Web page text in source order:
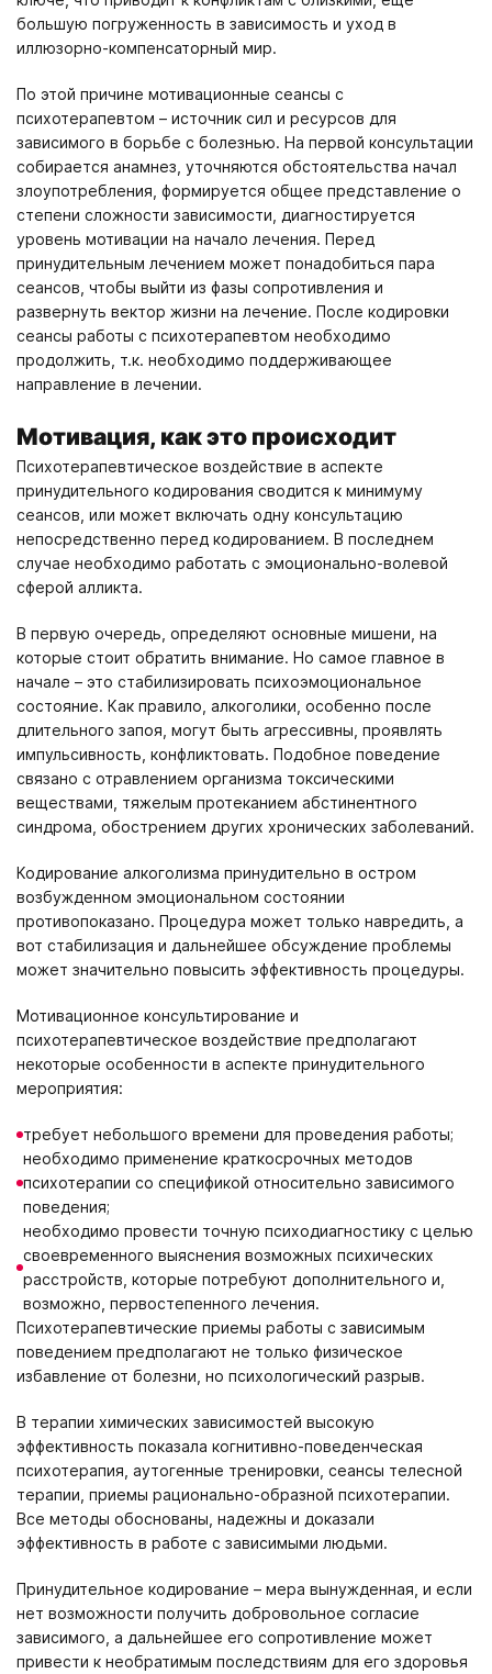
большую погруженность в зависимость и уход в
иллюзорно-компенсаторный мир.
По этой причине мотивационные сеансы с
психотерапевтом – источник сил и ресурсов для
зависимого в борьбе с болезнью. На первой консультации
собирается анамнез, уточняются обстоятельства начал
злоупотребления, формируется общее представление о
степени сложности зависимости, диагностируется
уровень мотивации на начало лечения. Перед
принудительным лечением может понадобиться пара
сеансов, чтобы выйти из фазы сопротивления и
развернуть вектор жизни на лечение. После кодировки
сеансы работы с психотерапевтом необходимо
продолжить, т.к. необходимо поддерживающее
направление в лечении.
Мотивация, как это происходит
Психотерапевтическое воздействие в аспекте
принудительного кодирования сводится к минимуму
сеансов, или может включать одну консультацию
непосредственно перед кодированием. В последнем
случае необходимо работать с эмоционально-волевой
сферой алликта.
В первую очередь, определяют основные мишени, на
которые стоит обратить внимание. Но самое главное в
начале – это стабилизировать психоэмоциональное
состояние. Как правило, алкоголики, особенно после
длительного запоя, могут быть агрессивны, проявлять
импульсивность, конфликтовать. Подобное поведение
связано с отравлением организма токсическими
веществами, тяжелым протеканием абстинентного
синдрома, обострением других хронических заболеваний.
Кодирование алкоголизма принудительно в остром
возбужденном эмоциональном состоянии
противопоказано. Процедура может только навредить, а
вот стабилизация и дальнейшее обсуждение проблемы
может значительно повысить эффективность процедуры.
Мотивационное консультирование и
психотерапевтическое воздействие предполагают
некоторые особенности в аспекте принудительного
мероприятия:
требует небольшого времени для проведения работы;
необходимо применение краткосрочных методов
психотерапии со спецификой относительно зависимого
поведения;
необходимо провести точную психодиагностику с целью
своевременного выяснения возможных психических
расстройств, которые потребуют дополнительного и,
возможно, первостепенного лечения.
Психотерапевтические приемы работы с зависимым
поведением предполагают не только физическое
избавление от болезни, но психологический разрыв.
В терапии химических зависимостей высокую
эффективность показала когнитивно-поведенческая
психотерапия, аутогенные тренировки, сеансы телесной
терапии, приемы рационально-образной психотерапии.
Все методы обоснованы, надежны и доказали
эффективность в работе с зависимыми людьми.
Принудительное кодирование – мера вынужденная, и если
нет возможности получить добровольное согласие
зависимого, а дальнейшее его сопротивление может
привести к необратимым последствиям для его здоровья